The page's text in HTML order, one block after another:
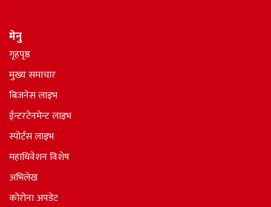
मेनु
गृहपृष्ठ
मुख्य समाचार
बिजनेस लाइभ
ईन्टरटेनमेन्ट लाइभ
स्पोर्टस लाइभ
महाधिवेशन विशेष
अभिलेख
कोरोना अपडेट